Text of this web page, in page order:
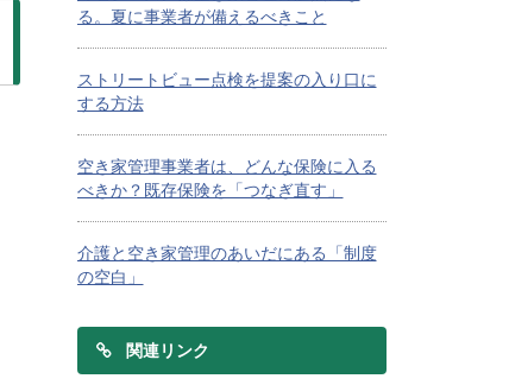
る。夏に事業者が備えるべきこと
ストリートビュー点検を提案の入り口に
する方法
空き家管理事業者は、どんな保険に入る
べきか？既存保険を「つなぎ直す」
介護と空き家管理のあいだにある「制度
の空白」
関連リンク